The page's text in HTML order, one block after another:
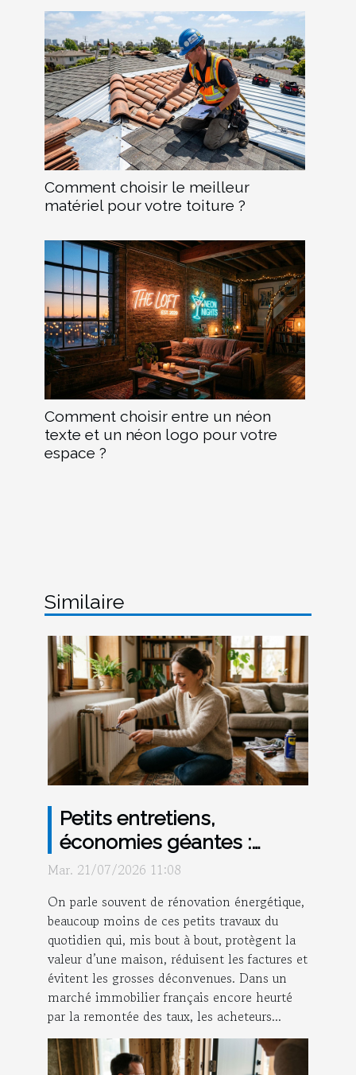
Comment choisir le meilleur
matériel pour votre toiture ?
Comment choisir entre un néon
texte et un néon logo pour votre
espace ?
Similaire
Petits entretiens,
économies géantes :
réapprendre à valoriser sa
Mar. 21/07/2026 11:08
On parle souvent de rénovation énergétique,
beaucoup moins de ces petits travaux du
quotidien qui, mis bout à bout, protègent la
valeur d’une maison, réduisent les factures et
évitent les grosses déconvenues. Dans un
marché immobilier français encore heurté
par la remontée des taux, les acheteurs...